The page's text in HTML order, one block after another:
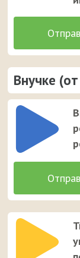
Внучке